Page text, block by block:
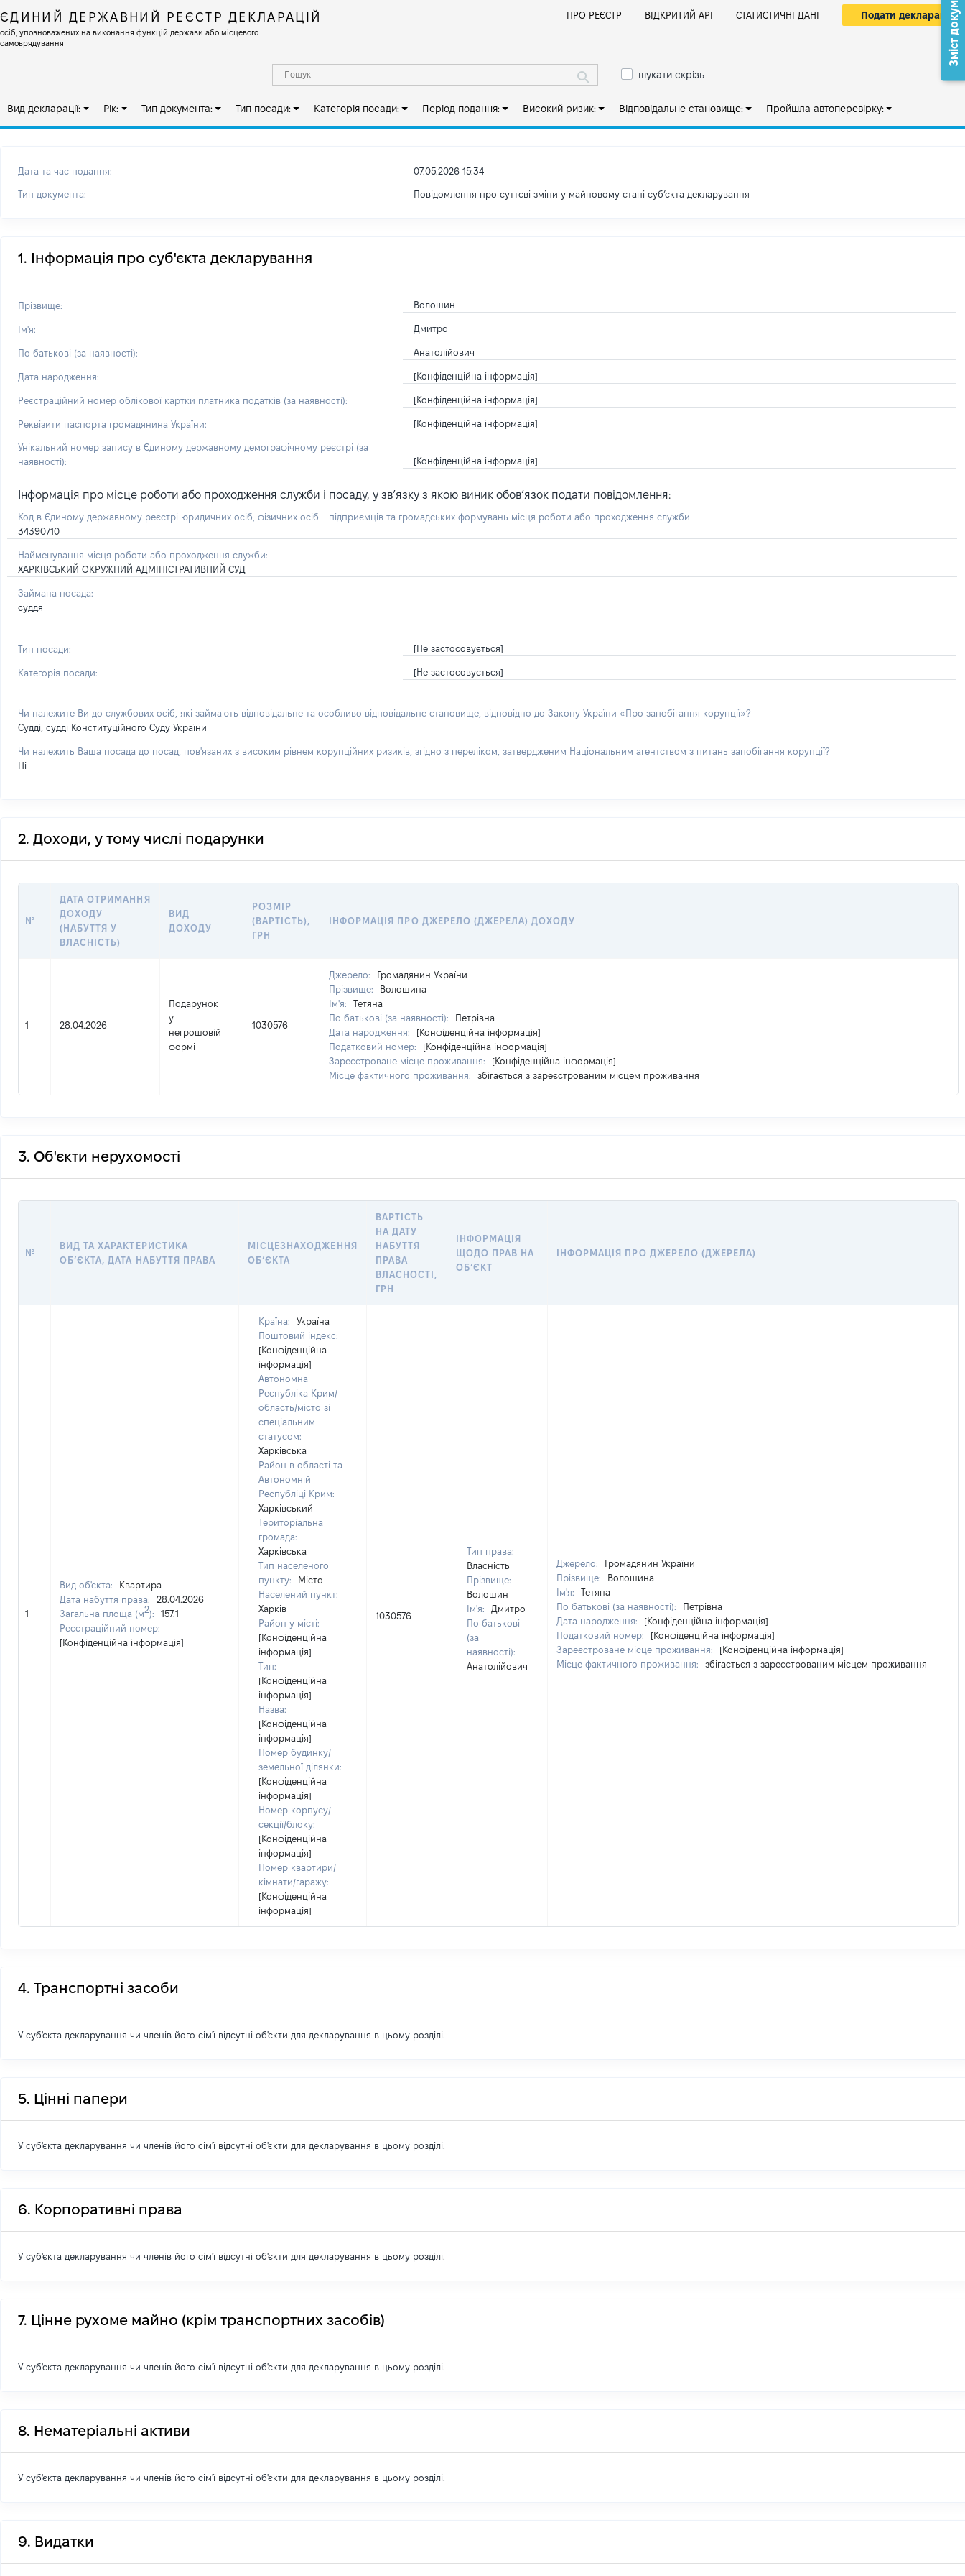
ЄДИНИЙ ДЕРЖАВНИЙ РЕЄСТР ДЕКЛАРАЦІЙ
осіб, уповноважених на виконання функцій держави або місцевого
самоврядування
ПРО РЕЄСТР ВІДКРИТИЙ АРІ СТАТИСТИЧНІ ДАНІ Подати декларацію
шукати скрізь
Вид декларації: Рік: Тип документа: Тип посади: Категорія посади: Період подання: Високий ризик: Відповідальне становище: Пройшла автоперевірку:
Дата та час подання: 07.05.2026 15:34
Тип документа: Повідомлення про суттєві зміни у майновому стані субʼєкта декларування
1. Інформація про суб'єкта декларування
Прізвище: Волошин
Ім'я: Дмитро
По батькові (за наявності): Анатолійович
Дата народження: [Конфіденційна інформація]
Реєстраційний номер облікової картки платника податків (за наявності): [Конфіденційна інформація]
Реквізити паспорта громадянина України: [Конфіденційна інформація]
Унікальний номер запису в Єдиному державному демографічному реєстрі (за
наявності):
[Конфіденційна інформація]
Інформація про місце роботи або проходження служби і посаду, у зв’язку з якою виник обов’язок подати повідомлення:
Код в Єдиному державному реєстрі юридичних осіб, фізичних осіб - підприємців та громадських формувань місця роботи або проходження служби
34390710
Найменування місця роботи або проходження служби:
ХАРКІВСЬКИЙ ОКРУЖНИЙ АДМІНІСТРАТИВНИЙ СУД
Займана посада:
суддя
Тип посади: [Не застосовується]
Категорія посади: [Не застосовується]
Чи належите Ви до службових осіб, які займають відповідальне та особливо відповідальне становище, відповідно до Закону України «Про запобігання корупції»?
Судді, судді Конституційного Суду України
Чи належить Ваша посада до посад, пов'язаних з високим рівнем корупційних ризиків, згідно з переліком, затвердженим Національним агентством з питань запобігання корупції?
Ні
2. Доходи, у тому числі подарунки
№
ДАТА ОТРИМАННЯ
ДОХОДУ
(НАБУТТЯ У
ВЛАСНІСТЬ)
ВИД
ДОХОДУ
РОЗМІР
(ВАРТІСТЬ),
ГРН
ІНФОРМАЦІЯ ПРО ДЖЕРЕЛО (ДЖЕРЕЛА) ДОХОДУ
1 28.04.2026
Подарунок
у
негрошовій
формі
1030576
Джерело:
Громадянин України
Прізвище:
Волошина
Ім'я:
Тетяна
По батькові (за наявності):
Петрівна
Дата народження:
[Конфіденційна інформація]
Податковий номер:
[Конфіденційна інформація]
Зареєстроване місце проживання:
[Конфіденційна інформація]
Місце фактичного проживання:
збігається з зареєстрованим місцем проживання
3. Об'єкти нерухомості
№
ВИД ТА ХАРАКТЕРИСТИКА
ОБ’ЄКТА, ДАТА НАБУТТЯ ПРАВА
МІСЦЕЗНАХОДЖЕННЯ
ОБ’ЄКТА
ВАРТІСТЬ
НА ДАТУ
НАБУТТЯ
ПРАВА
ВЛАСНОСТІ,
ГРН
ІНФОРМАЦІЯ
ЩОДО ПРАВ НА
ОБ’ЄКТ
ІНФОРМАЦІЯ ПРО ДЖЕРЕЛО (ДЖЕРЕЛА)
1
Вид об'єкта:
Квартира
Дата набуття права:
28.04.2026
Загальна площа (м2):
157.1
Реєстраційний номер:
[Конфіденційна інформація]
Країна:
Україна
Поштовий індекс:
[Конфіденційна
інформація]
Автономна
Республіка Крим/
область/місто зі
спеціальним
статусом:
Харківська
Район в області та
Автономній
Республіці Крим:
Харківський
Територіальна
громада:
Харківська
Тип населеного
пункту:
Місто
Населений пункт:
Харків
Район у місті:
[Конфіденційна
інформація]
Тип:
[Конфіденційна
інформація]
Назва:
[Конфіденційна
інформація]
Номер будинку/
земельної ділянки:
[Конфіденційна
інформація]
Номер корпусу/
секції/блоку:
[Конфіденційна
інформація]
Номер квартири/
кімнати/гаражу:
[Конфіденційна
інформація]
1030576
Тип права:
Власність
Прізвище:
Волошин
Ім'я:
Дмитро
По батькові
(за
наявності):
Анатолійович
Джерело:
Громадянин України
Прізвище:
Волошина
Ім'я:
Тетяна
По батькові (за наявності):
Петрівна
Дата народження:
[Конфіденційна інформація]
Податковий номер:
[Конфіденційна інформація]
Зареєстроване місце проживання:
[Конфіденційна інформація]
Місце фактичного проживання:
збігається з зареєстрованим місцем проживання
4. Транспортні засоби
У суб'єкта декларування чи членів його сім'ї відсутні об'єкти для декларування в цьому розділі.
5. Цінні папери
У суб'єкта декларування чи членів його сім'ї відсутні об'єкти для декларування в цьому розділі.
6. Корпоративні права
У суб'єкта декларування чи членів його сім'ї відсутні об'єкти для декларування в цьому розділі.
7. Цінне рухоме майно (крім транспортних засобів)
У суб'єкта декларування чи членів його сім'ї відсутні об'єкти для декларування в цьому розділі.
8. Нематеріальні активи
У суб'єкта декларування чи членів його сім'ї відсутні об'єкти для декларування в цьому розділі.
9. Видатки
Зміст документа